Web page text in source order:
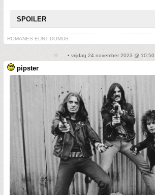
SPOILER
ROMANES EUNT DOMUS
• vrijdag 24 november 2023 @ 10:50
pipster